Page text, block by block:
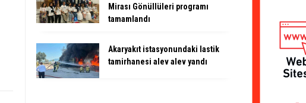
Mirası Gönüllüleri programı
tamamlandı
Akaryakıt istasyonundaki lastik
tamirhanesi alev alev yandı